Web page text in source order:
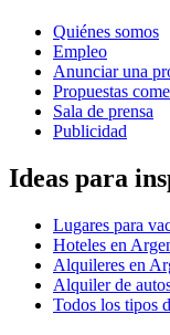
Quiénes somos
Empleo
Anunciar una
Propuestas
Sala de prensa
Publicidad
Ideas para
Lugares para
Hoteles en
Alquileres en
Alquiler de
Todos los tipos